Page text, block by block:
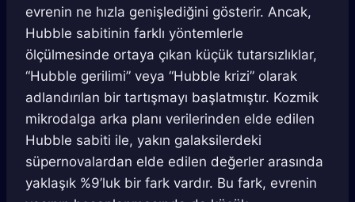
evrenin ne hızla genişlediğini gösterir. Ancak,
Hubble sabitinin farklı yöntemlerle
ölçülmesinde ortaya çıkan küçük tutarsızlıklar,
“Hubble gerilimi” veya “Hubble krizi” olarak
adlandırılan bir tartışmayı başlatmıştır. Kozmik
mikrodalga arka planı verilerinden elde edilen
Hubble sabiti ile, yakın galaksilerdeki
süpernovalardan elde edilen değerler arasında
yaklaşık %9’luk bir fark vardır. Bu fark, evrenin